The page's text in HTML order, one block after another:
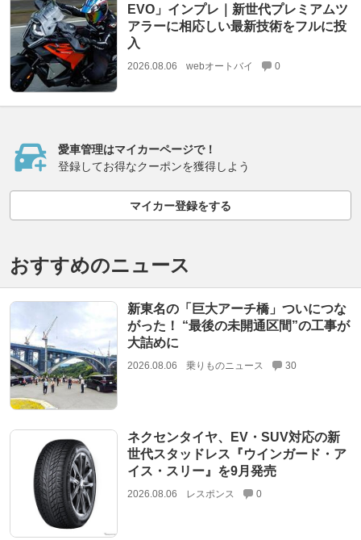
EVO」インプレ｜新世代プレミアムツ
アラーに相応しい最新技術をフルに投
入
2026.08.06 webオートバイ 0
愛車管理はマイカーページで！
登録してお得なクーポンを獲得しよう
マイカー登録をする
おすすめのニュース
新東名の「巨大アーチ橋」ついにつな
がった！ “最後の未開通区間”の工事が
大詰めに
2026.08.06 乗りものニュース 30
ネクセンタイヤ、EV・SUV対応の新
世代スタッドレス『ウインガード・ア
イス・スリー』を9月発売
2026.08.06 レスポンス 0